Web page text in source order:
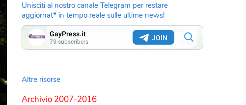
Unisciti al nostro canale Telegram per restare
aggiornat* in tempo reale sulle ultime news!
Altre risorse
Archivio 2007-2016